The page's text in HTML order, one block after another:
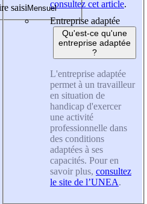
saisi
consultez cet article.
Entreprise adaptée
Qu'est-ce qu'une
entreprise adaptée
?
L'entreprise adaptée
permet à un travailleur
en situation de
handicap d'exercer
une activité
professionnelle dans
des conditions
adaptées à ses
capacités. Pour en
savoir plus, consultez
le site de l’UNEA.